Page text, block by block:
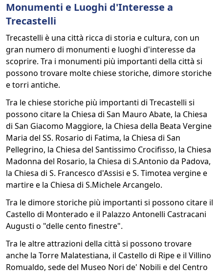
Monumenti e Luoghi d'Interesse a
Trecastelli
Trecastelli è una città ricca di storia e cultura, con un
gran numero di monumenti e luoghi d'interesse da
scoprire. Tra i monumenti più importanti della città si
possono trovare molte chiese storiche, dimore storiche
e torri antiche.
Tra le chiese storiche più importanti di Trecastelli si
possono citare la Chiesa di San Mauro Abate, la Chiesa
di San Giacomo Maggiore, la Chiesa della Beata Vergine
Maria del SS. Rosario di Fatima, la Chiesa di San
Pellegrino, la Chiesa del Santissimo Crocifisso, la Chiesa
Madonna del Rosario, la Chiesa di S.Antonio da Padova,
la Chiesa di S. Francesco d'Assisi e S. Timotea vergine e
martire e la Chiesa di S.Michele Arcangelo.
Tra le dimore storiche più importanti si possono citare il
Castello di Monterado e il Palazzo Antonelli Castracani
Augusti o "delle cento finestre".
Tra le altre attrazioni della città si possono trovare
anche la Torre Malatestiana, il Castello di Ripe e il Villino
Romualdo, sede del Museo Nori de' Nobili e del Centro